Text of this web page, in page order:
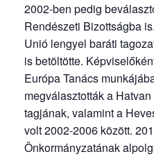
2002-ben pedig
Rendészeti Bizottságba
Unió lengyel baráti
is betöltötte.
Európa Tanács
megválasztották a
tagjának, valamint a
volt 2002-2006 között.
Önkormányzatának